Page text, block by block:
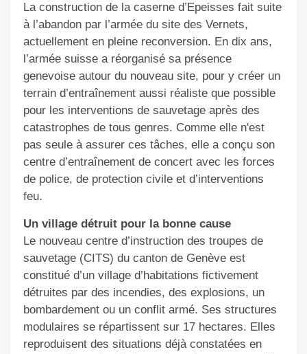
La construction de la caserne d’Epeisses fait suite
à l’abandon par l’armée du site des Vernets,
actuellement en pleine reconversion. En dix ans,
l’armée suisse a réorganisé sa présence
genevoise autour du nouveau site, pour y créer un
terrain d’entraînement aussi réaliste que possible
pour les interventions de sauvetage après des
catastrophes de tous genres. Comme elle n'est
pas seule à assurer ces tâches, elle a conçu son
centre d’entraînement de concert avec les forces
de police, de protection civile et d’interventions
feu.
Un village détruit pour la bonne cause
Le nouveau centre d’instruction des troupes de
sauvetage (CITS) du canton de Genève est
constitué d’un village d’habitations fictivement
détruites par des incendies, des explosions, un
bombardement ou un conflit armé. Ses structures
modulaires se répartissent sur 17 hectares. Elles
reproduisent des situations déjà constatées en